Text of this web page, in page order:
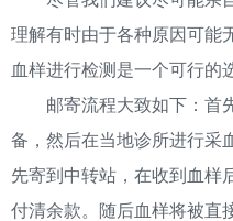
理解有时由于各种原因可能
血样进行检测是一个可行的
邮寄流程大致如下：首先
备，然后在当地诊所进行采
先寄到中转站，在收到血样
付清余款。随后血样将被直